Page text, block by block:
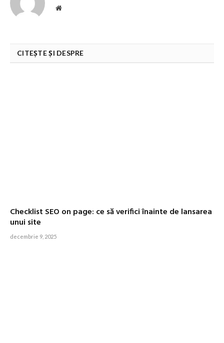
Website
CITEȘTE ȘI DESPRE
Checklist SEO on page: ce să verifici înainte de lansarea
unui site
decembrie 9, 2025